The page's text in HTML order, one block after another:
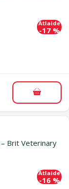
Atlaide
-17 %
Brit Veterinary
Atlaide
-16 %